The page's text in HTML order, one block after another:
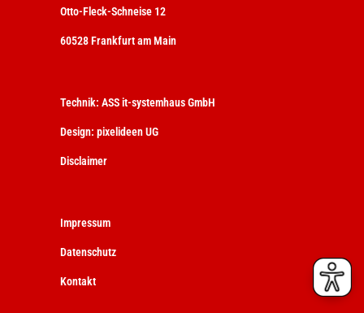
Otto-Fleck-Schneise 12
60528 Frankfurt am Main
Technik: ASS it-systemhaus GmbH
Design: pixelideen UG
Disclaimer
Impressum
Datenschutz
Kontakt